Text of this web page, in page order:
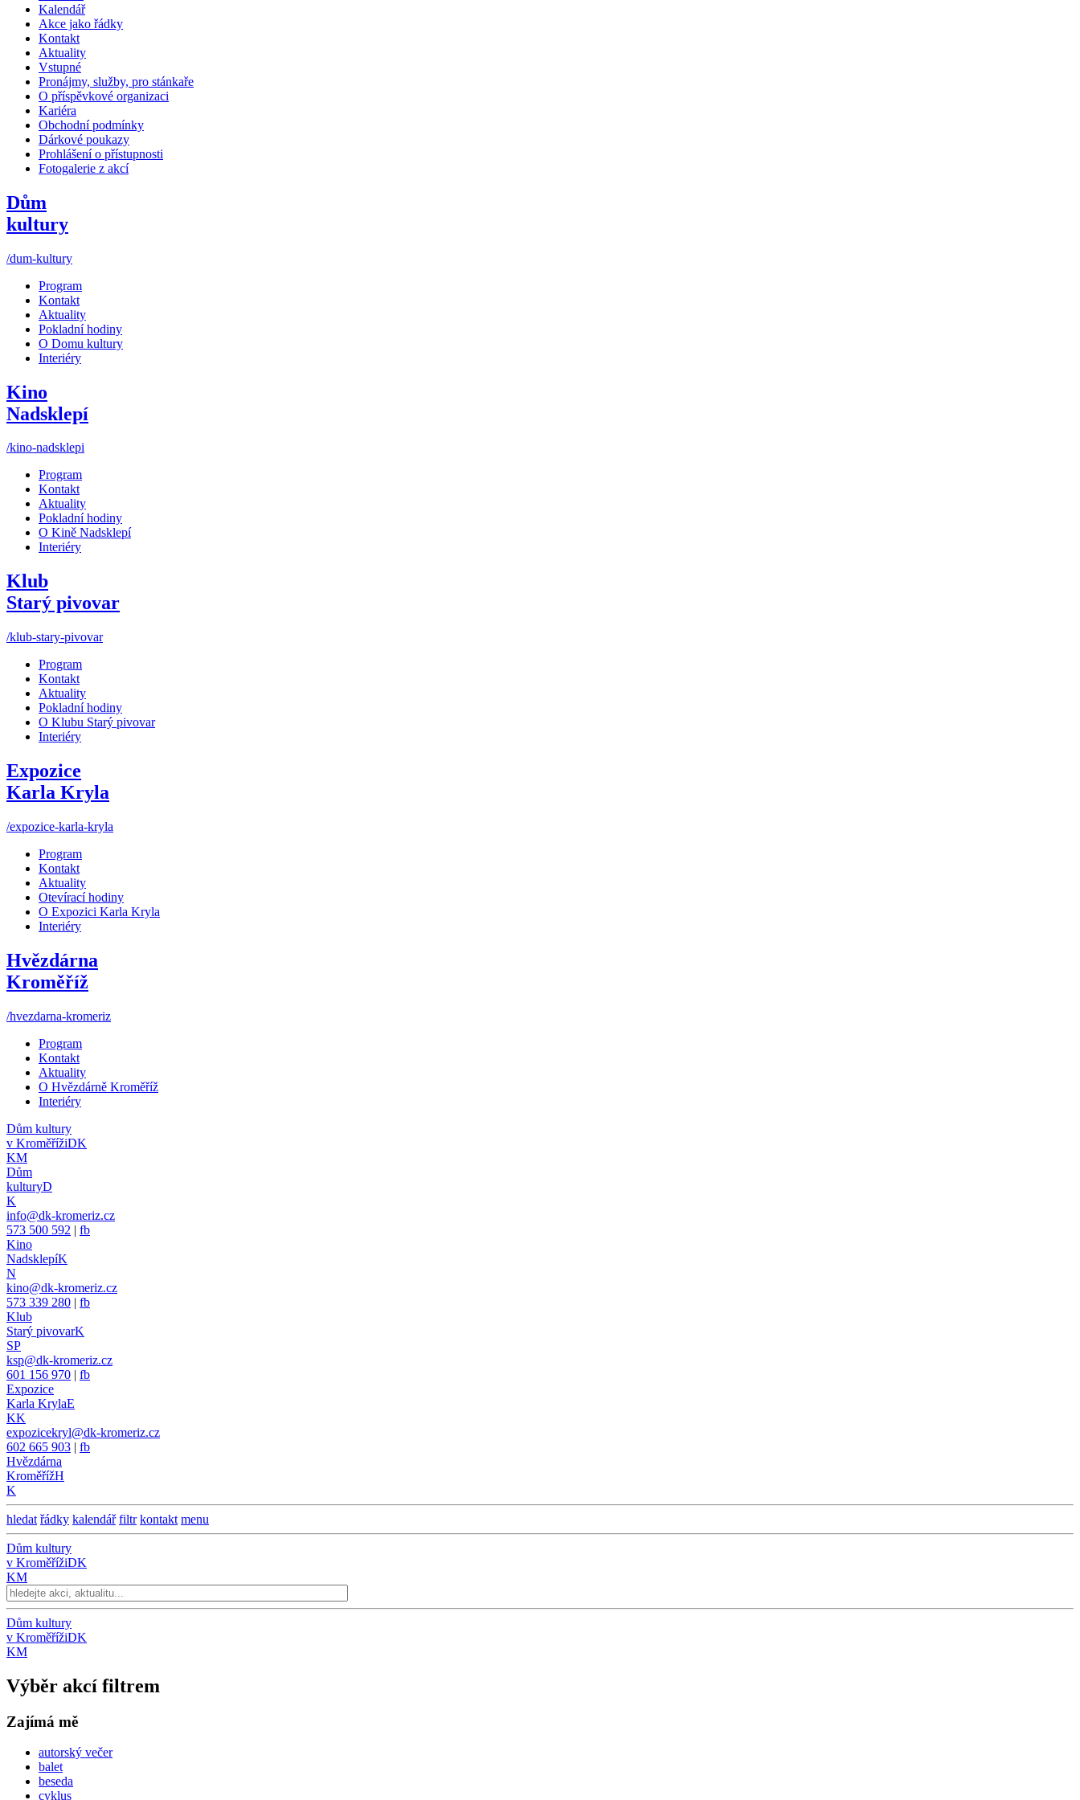
Kalendář
Akce jako řádky
Kontakt
Aktuality
Vstupné
Pronájmy, služby, pro stánkaře
O příspěvkové organizaci
Kariéra
Obchodní podmínky
Dárkové poukazy
Prohlášení o přístupnosti
Fotogalerie z akcí
Dům
kultury
/dum-kultury
Program
Kontakt
Aktuality
Pokladní hodiny
O Domu kultury
Interiéry
Kino
Nadsklepí
/kino-nadsklepi
Program
Kontakt
Aktuality
Pokladní hodiny
O Kině Nadsklepí
Interiéry
Klub
Starý pivovar
/klub-stary-pivovar
Program
Kontakt
Aktuality
Pokladní hodiny
O Klubu Starý pivovar
Interiéry
Expozice
Karla Kryla
/expozice-karla-kryla
Program
Kontakt
Aktuality
Otevírací hodiny
O Expozici Karla Kryla
Interiéry
Hvězdárna
Kroměříž
/hvezdarna-kromeriz
Program
Kontakt
Aktuality
O Hvězdárně Kroměříž
Interiéry
Dům kultury
v KroměřížiDK
KM
Dům
kulturyD
K
info@dk-kromeriz.cz
573 500 592 | fb
Kino
NadsklepíK
N
kino@dk-kromeriz.cz
573 339 280 | fb
Klub
Starý pivovarK
SP
ksp@dk-kromeriz.cz
601 156 970 | fb
Expozice
Karla KrylaE
KK
expozicekryl@dk-kromeriz.cz
602 665 903 | fb
Hvězdárna
KroměřížH
K
hledat řádky kalendář filtr kontakt menu
Dům kultury
v KroměřížiDK
KM
Dům kultury
v KroměřížiDK
KM
Výběr akcí filtrem
Zajímá mě
autorský večer
balet
beseda
cyklus